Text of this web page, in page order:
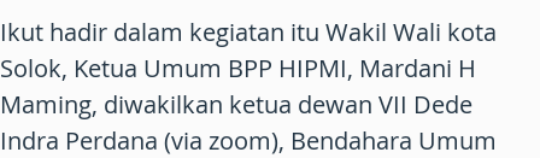
Ikut hadir dalam kegiatan itu Wakil Wali kota
Solok, Ketua Umum BPP HIPMI, Mardani H
Maming, diwakilkan ketua dewan VII Dede
Indra Perdana (via zoom), Bendahara Umum